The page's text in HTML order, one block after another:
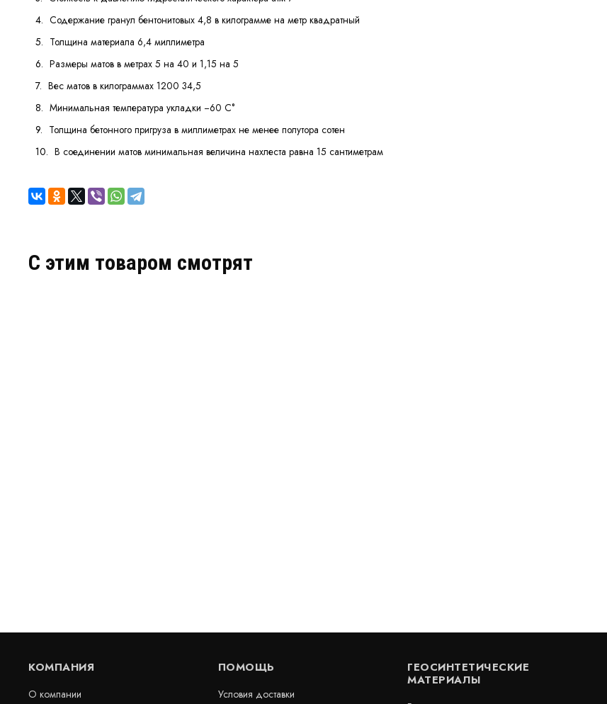
Содержание гранул бентонитовых 4,8 в килограмме на метр квадратный
Толщина материала 6,4 миллиметра
Размеры матов в метрах 5 на 40 и 1,15 на 5
Вес матов в килограммах 1200 34,5
Минимальная температура укладки −60 С°
Толщина бетонного пригруза в миллиметрах не менее полутора сотен
В соединении матов минимальная величина нахлеста равна 15 сантиметрам
C этим товаром смотрят
КОМПАНИЯ
О компании
ПОМОЩЬ
Условия доставки
ГЕОСИНТЕТИЧЕСКИЕ
МАТЕРИАЛЫ